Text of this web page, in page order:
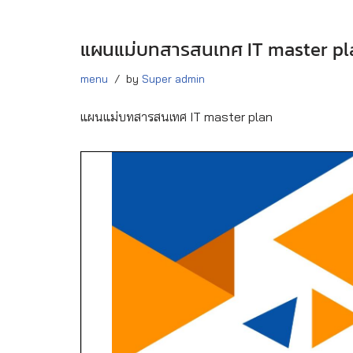
แผนแม่บทสารสนเทศ IT master
menu by Super admin
แผนแม่บทสารสนเทศ IT master plan